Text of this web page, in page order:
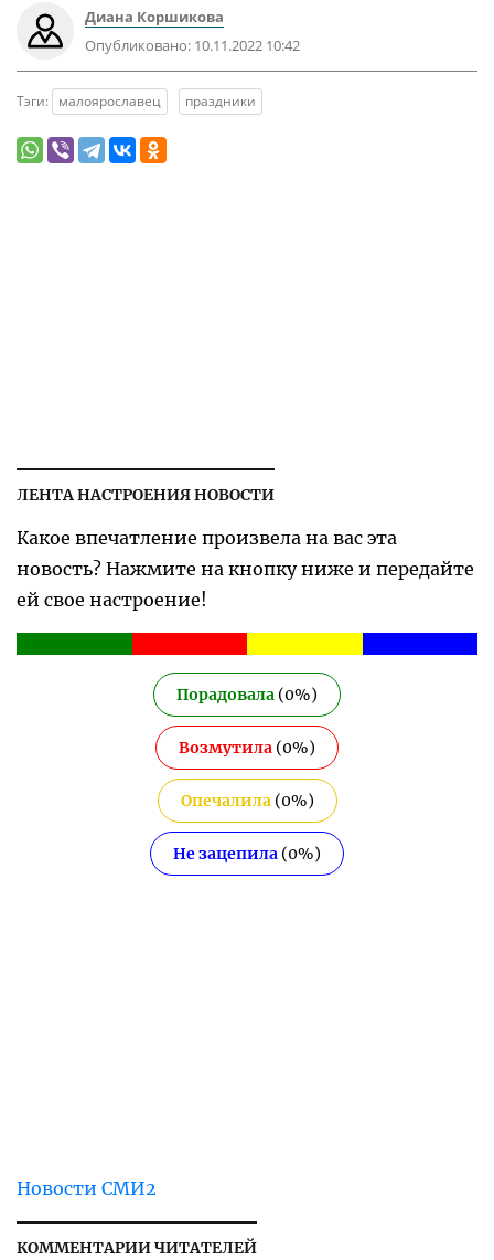
Диана Коршикова
Опубликовано: 10.11.2022 10:42
Тэги: малоярославец праздники
ЛЕНТА НАСТРОЕНИЯ НОВОСТИ
Какое впечатление произвела на вас эта
новость? Нажмите на кнопку ниже и передайте
ей свое настроение!
Порадовала (0%)
Возмутила (0%)
Опечалила(0%)
Не зацепила (0%)
Новости СМИ2
КОММЕНТАРИИ ЧИТАТЕЛЕЙ